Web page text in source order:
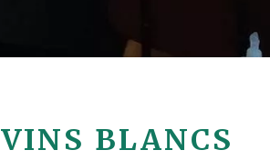
VINS BLANCS